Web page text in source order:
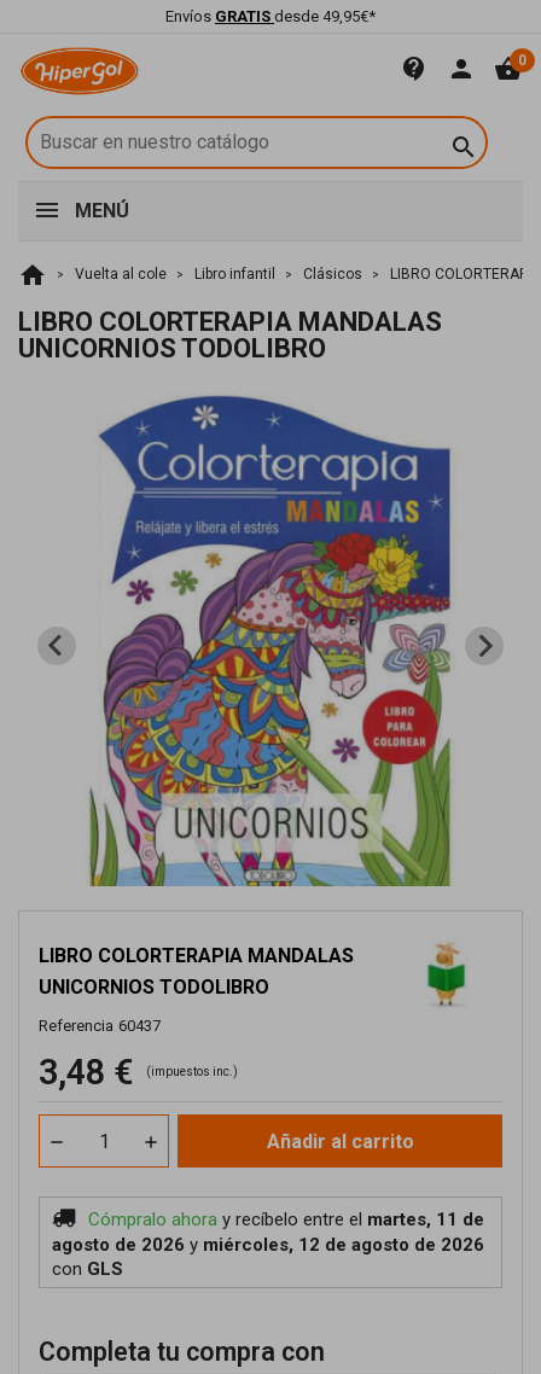
Envíos GRATIS desde 49,95€*
contact_support person shopping_basket0

MENÚ
home Vuelta al cole Libro infantil Clásicos LIBRO
LIBRO COLORTERAPIA MANDALAS
UNICORNIOS TODOLIBRO
LIBRO COLORTERAPIA MANDALAS
UNICORNIOS TODOLIBRO
Referencia 60437
3,48 € (impuestos inc.)
Añadir al carrito
Cómpralo ahora y recíbelo entre el martes, 11 de
agosto de 2026 y miércoles, 12 de agosto de 2026
con GLS
Completa tu compra con